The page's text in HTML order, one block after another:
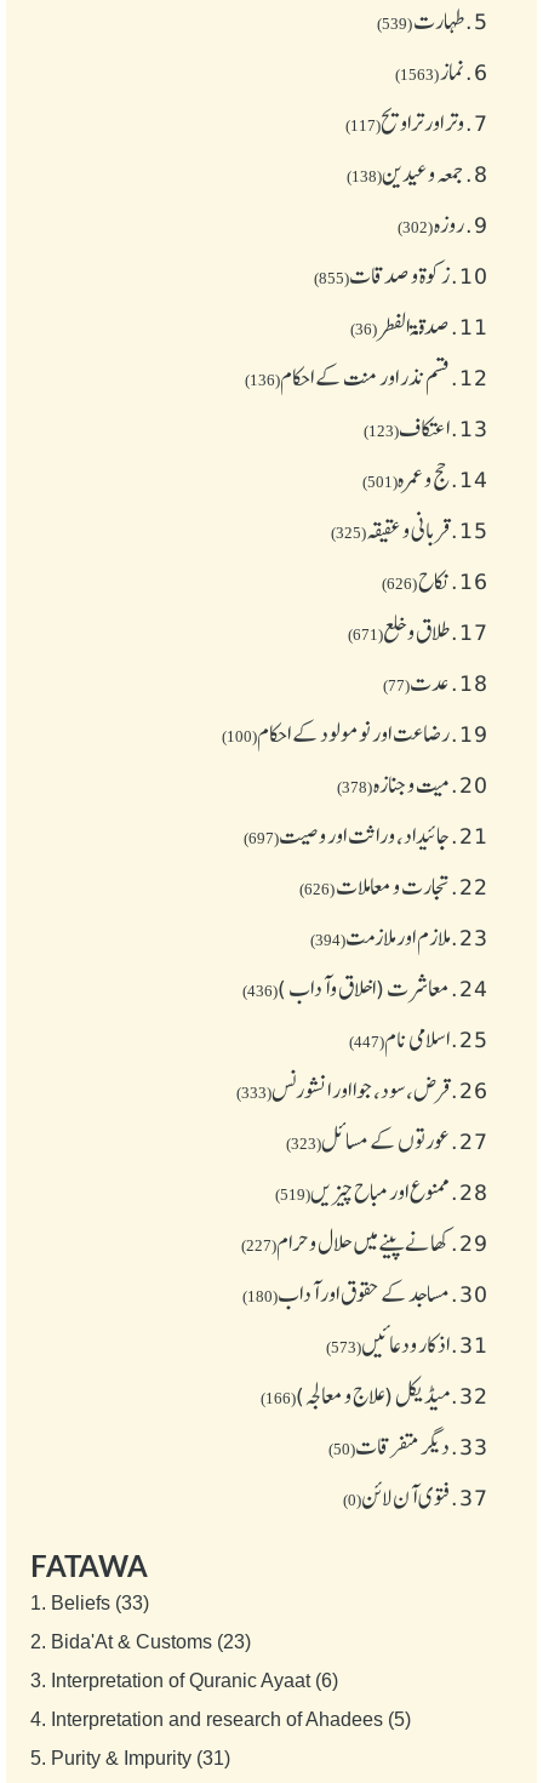
5. طهارت(539)
6. نماز(1563)
7. وتر اور تراویح(117)
8. جمعہ وعیدین(138)
9. روزہ(302)
10. زکوة و صدقات(855)
11. صدقۃ الفطر (36)
12. قسم نذر اور منت کے احکام(136)
13. اعتکاف(123)
14. حج و عمرہ(501)
15. قربانی و عقیقہ(325)
16. نکاح(626)
17. طلاق و خلع(671)
18. عدت(77)
19. رضاعت اور نومولود کے احکام(100)
20. میت و جنازہ(378)
21. جائیداد، وراثت اور وصیت(697)
22. تجارت و معاملات(626)
23. ملازم اور ملازمت(394)
24. معاشرت (اخلاق وآداب )(436)
25. اسلامی نام(447)
26. قرض،سود، جوا اور انشورنس(333)
27. عورتوں کے مسائل(323)
28. ممنوع اور مباح چیز یں(519)
29. کھانے پینے میں حلال و حرام(227)
30. مساجد کے حقوق اور آداب(180)
31. اذکار ودعائیں(573)
32. میڈیکل (علاج و معالجہ)(166)
33. دیگر متفرقات(50)
37. فتوی آن لائن(0)
FATAWA
1. Beliefs (33)
2. Bida'At & Customs (23)
3. Interpretation of Quranic Ayaat (6)
4. Interpretation and research of Ahadees (5)
5. Purity & Impurity (31)